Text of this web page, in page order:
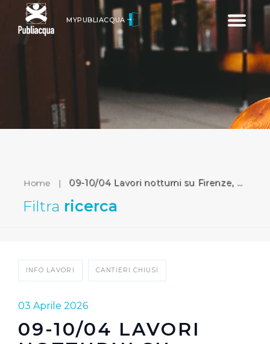
Toggle
MYPUBLIACQUA
Home | 09-10/04 Lavori notturni su Firenze, Bagno a Ripoli e linea di fornitura sul Chianti
Filtra ricerca
INFO LAVORI CANTIERI CHIUSI
03 Aprile 2026
09-10/04 LAVORI